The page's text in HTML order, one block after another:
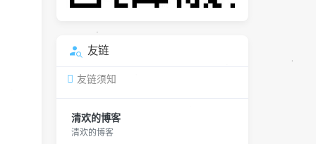
友链
友链须知
清欢的博客
清欢的博客